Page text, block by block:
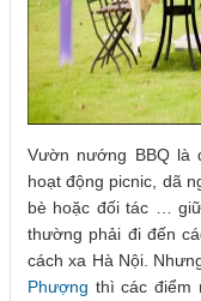
Vườn nướng BBQ là
hoạt động picnic, dã
bè hoặc đối tác …
thường phải đi đến
cách xa Hà Nội.
Phượng thì các điểm